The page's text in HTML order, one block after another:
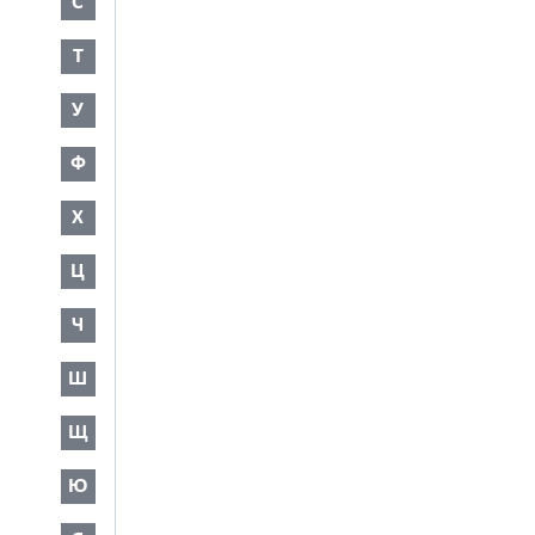
Т
У
Ф
Х
Ц
Ч
Ш
Щ
Ю